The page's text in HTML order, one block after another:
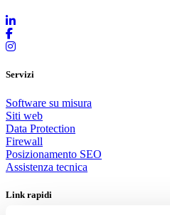
Servizi
Software su misura
Siti web
Data Protection
Firewall
Posizionamento SEO
Assistenza tecnica
Link rapidi